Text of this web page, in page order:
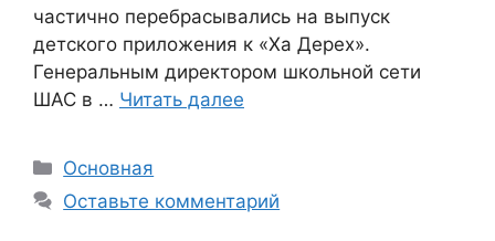
частично перебрасывались на выпуск
детского приложения к «Ха Дерех».
Генеральным директором школьной сети
ШАС в … Читать далее
Рубрики
Основная
Оставьте комментарий